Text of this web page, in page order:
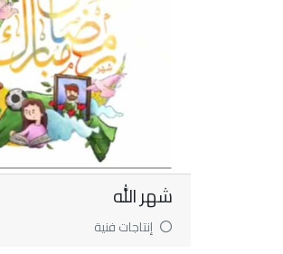
شهر الله
إنتاجات فنية